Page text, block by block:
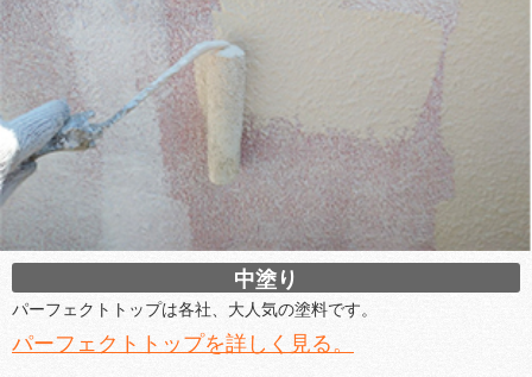
中塗り
パーフェクトトップは各社、大人気の塗料です。
パーフェクトトップを詳しく見る。